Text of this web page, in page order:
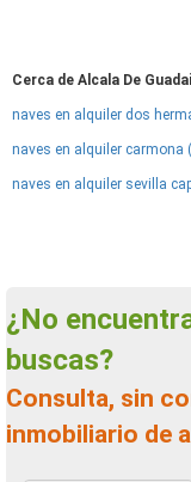
Cerca de Alcala De
naves en alquiler dos
naves en alquiler carmona
naves en alquiler sevilla
¿No encuentras el nave en alquiler que
buscas?
Consulta, sin compromiso, a un agente
inmobiliario de